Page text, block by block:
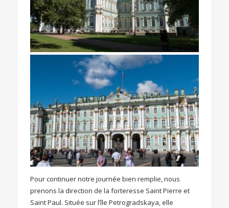
Pour continuer notre journée bien remplie, nous
prenons la direction de la forteresse Saint Pierre et
Saint Paul. Située sur l’île Petrogradskaya, elle